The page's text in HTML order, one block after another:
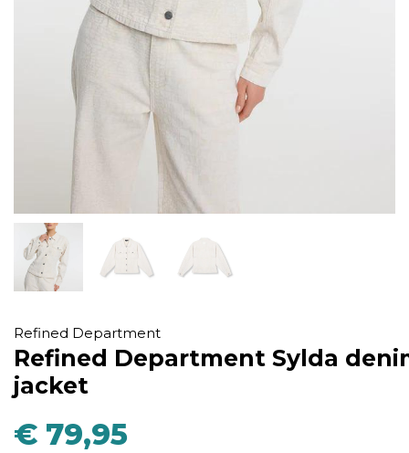
Refined Department
Refined Department Sylda
jacket
€ 79,95